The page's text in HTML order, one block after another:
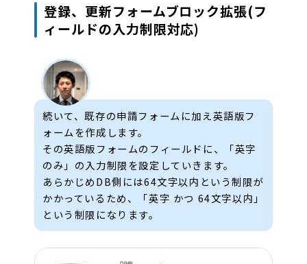
登録、更新フォームブロック拡張(フ
ィールドの入力制限対応)
続いて、既存の申請フォームに加え英語版フ
ォームを作成します。
その英語版フォームのフィールドに、「英字
のみ」の入力制限を設定していきます。
あらかじめDB側には64文字以内という制限が
かかっているため、「英字 かつ 64文字以内」
という制限になります。